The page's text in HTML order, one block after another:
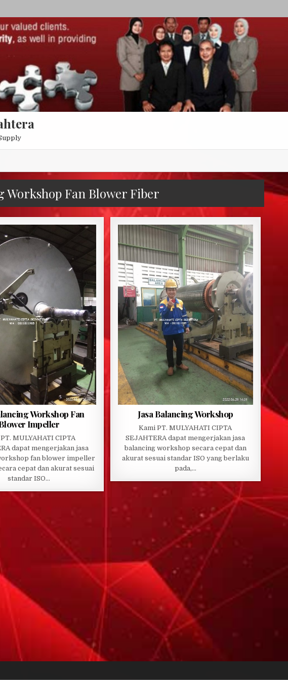
Workshop Fan Blower Fiber
Workshop Fan
Impeller
MULYAHATI CIPTA
dapat mengerjakan jasa
fan blower impeller
cepat dan akurat sesuai
standar ISO…
Jasa Balancing Workshop
Kami PT. MULYAHATI CIPTA
SEJAHTERA dapat mengerjakan jasa
balancing workshop secara cepat dan
akurat sesuai standar ISO yang berlaku
pada,…